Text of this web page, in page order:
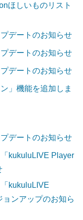
ほしいものリスト
デートのお知らせ
デートのお知らせ
デートのお知らせ
」機能を追加しま
デートのお知らせ
kukuluLIVE Player
kukuluLIVE
ンアップのお知ら